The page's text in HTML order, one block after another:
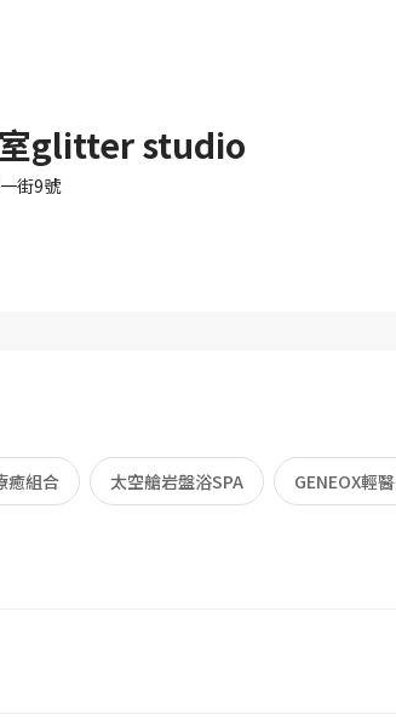
glitter studio
街9號
癒組合 太空艙岩盤浴SPA GENEOX輕